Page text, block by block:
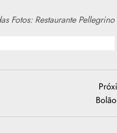
Fotos: Restaurante Pellegrino
Bolão